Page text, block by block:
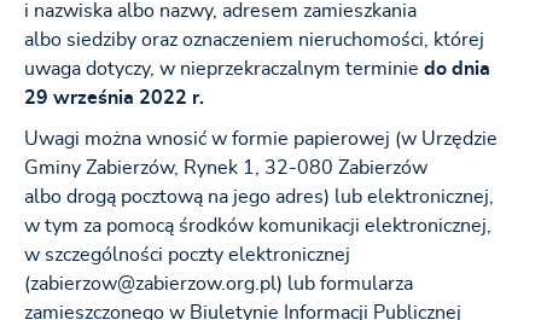
i nazwiska albo nazwy, adresem zamieszkania
albo siedziby oraz oznaczeniem nieruchomości, której
uwaga dotyczy, w nieprzekraczalnym terminie do dnia
29 września 2022 r.
Uwagi można wnosić w formie papierowej (w Urzędzie
Gminy Zabierzów, Rynek 1, 32-080 Zabierzów
albo drogą pocztową na jego adres) lub elektronicznej,
w tym za pomocą środków komunikacji elektronicznej,
w szczególności poczty elektronicznej
(zabierzow@zabierzow.org.pl) lub formularza
zamieszczonego w Biuletynie Informacji Publicznej